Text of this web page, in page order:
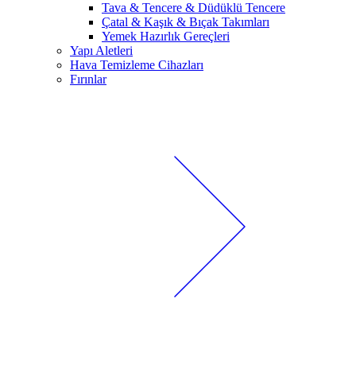
Tava & Tencere & Düdüklü Tencere
Çatal & Kaşık & Bıçak Takımları
Yemek Hazırlık Gereçleri
Yapı Aletleri
Hava Temizleme Cihazları
Fırınlar